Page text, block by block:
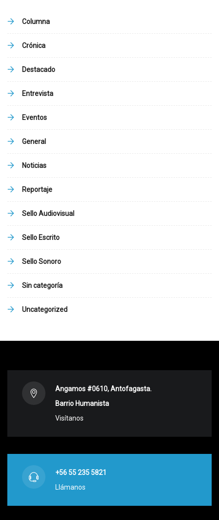
Columna
Crónica
Destacado
Entrevista
Eventos
General
Noticias
Reportaje
Sello Audiovisual
Sello Escrito
Sello Sonoro
Sin categoría
Uncategorized
Angamos #0610, Antofagasta.
Barrio Humanista
Visítanos
+56 55 235 5821
Llámanos